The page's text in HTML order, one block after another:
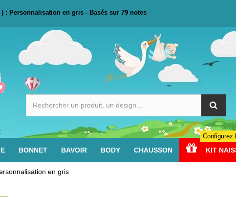
) : Personnalisation en gris - Basés sur 79 notes
BONNET BAVOIR BODY CHAUSSON KIT
Configurez
en gris